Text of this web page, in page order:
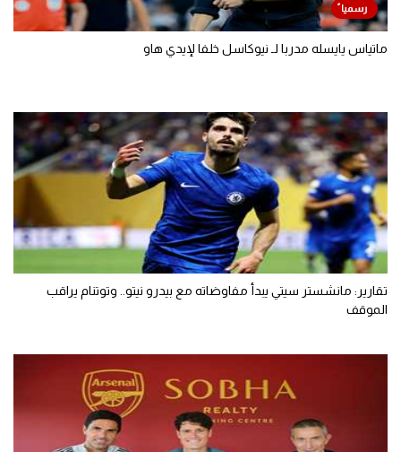
ماتياس يايسله مدربا لـ نيوكاسل خلفا لإيدي هاو
تقارير: مانشستر سيتي يبدأ مفاوضاته مع بيدرو نيتو.. وتوتنام يراقب
الموقف